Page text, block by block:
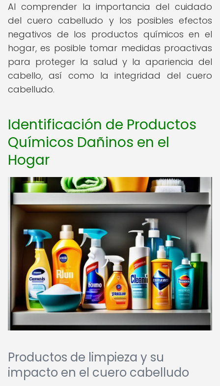
Al comprender la importancia del cuidado
del cuero cabelludo y los posibles efectos
negativos de los productos químicos en el
hogar, es posible tomar medidas proactivas
para proteger la salud y la apariencia del
cabello, así como la integridad del cuero
cabelludo.
Identificación de Productos
Químicos Dañinos en el
Hogar
Productos de limpieza y su
impacto en el cuero cabelludo